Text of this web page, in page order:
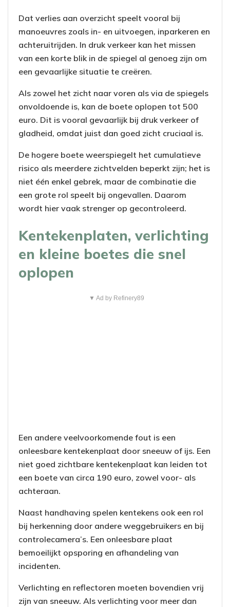
Dat verlies aan overzicht speelt vooral bij
manoeuvres zoals in- en uitvoegen, inparkeren en
achteruitrijden. In druk verkeer kan het missen
van een korte blik in de spiegel al genoeg zijn om
een gevaarlijke situatie te creëren.
Als zowel het zicht naar voren als via de spiegels
onvoldoende is, kan de boete oplopen tot 500
euro. Dit is vooral gevaarlijk bij druk verkeer of
gladheid, omdat juist dan goed zicht cruciaal is.
De hogere boete weerspiegelt het cumulatieve
risico als meerdere zichtvelden beperkt zijn; het is
niet één enkel gebrek, maar de combinatie die
een grote rol speelt bij ongevallen. Daarom
wordt hier vaak strenger op gecontroleerd.
Kentekenplaten, verlichting
en kleine boetes die snel
oplopen
▼ Ad by Refinery89
Een andere veelvoorkomende fout is een
onleesbare kentekenplaat door sneeuw of ijs. Een
niet goed zichtbare kentekenplaat kan leiden tot
een boete van circa 190 euro, zowel voor- als
achteraan.
Naast handhaving spelen kentekens ook een rol
bij herkenning door andere weggebruikers en bij
controlecamera’s. Een onleesbare plaat
bemoeilijkt opsporing en afhandeling van
incidenten.
Verlichting en reflectoren moeten bovendien vrij
zijn van sneeuw. Als verlichting voor meer dan